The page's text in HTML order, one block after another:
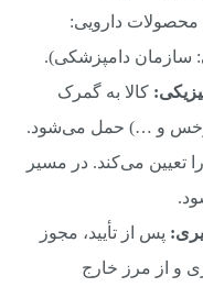
دارویی:
سازمان دامپزشکی).
کالا به گمرک
سرخس و …) حمل می‌شود.
تعیین می‌کند. در مسیر
پس از تأیید، مجوز
و از مرز خارج